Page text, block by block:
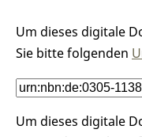
Um dieses digitale
Sie bitte folgenden
Um dieses digitale